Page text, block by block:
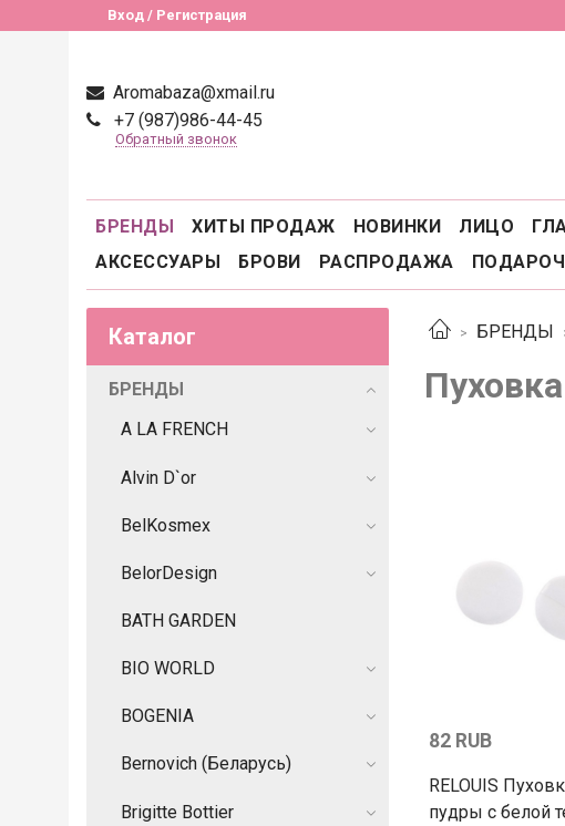
Вход / Регистрация
Aromabaza@xmail.ru
+7 (987)986-44-45
Обратный звонок
БРЕНДЫ ХИТЫ ПРОДАЖ НОВИНКИ ЛИЦО
АКСЕССУАРЫ
БРОВИ РАСПРОДАЖА
БРЕНДЫ
82 RUB
RELOUIS
пудры с белой
Каталог
БРЕНДЫ
A LA FRENCH
Alvin D`or
BelKosmex
BelorDesign
BATH GARDEN
BIO WORLD
BOGENIA
Bernovich (Беларусь)
Brigitte Bottier